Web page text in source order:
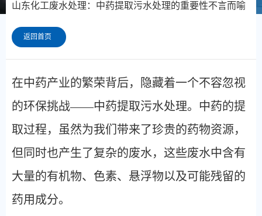
山东化工废水处理：中药提取污水处理的重要性不言而喻
返回首页
在中药产业的繁荣背后，隐藏着一个不容忽视
的环保挑战——中药提取污水处理。中药的提
取过程，虽然为我们带来了珍贵的药物资源，
但同时也产生了复杂的废水，这些废水中含有
大量的有机物、色素、悬浮物以及可能残留的
药用成分。